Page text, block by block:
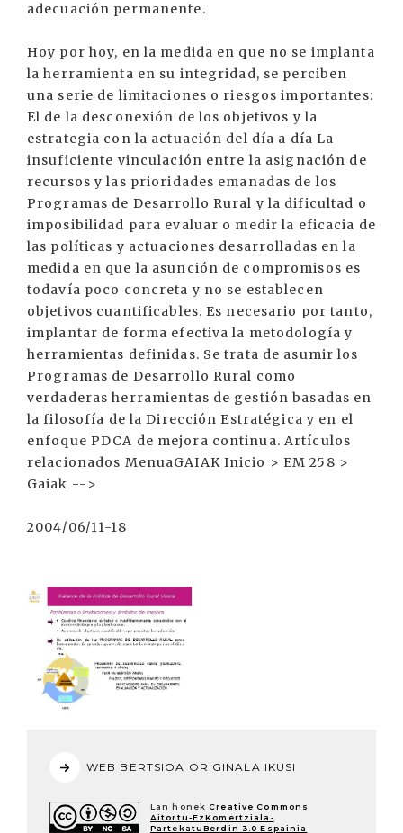
adecuación permanente.
Hoy por hoy, en la medida en que no se implanta
la herramienta en su integridad, se perciben
una serie de limitaciones o riesgos importantes:
El de la desconexión de los objetivos y la
estrategia con la actuación del día a día La
insuficiente vinculación entre la asignación de
recursos y las prioridades emanadas de los
Programas de Desarrollo Rural y la dificultad o
imposibilidad para evaluar o medir la eficacia de
las políticas y actuaciones desarrolladas en la
medida en que la asunción de compromisos es
todavía poco concreta y no se establecen
objetivos cuantificables. Es necesario por tanto,
implantar de forma efectiva la metodología y
herramientas definidas. Se trata de asumir los
Programas de Desarrollo Rural como
verdaderas herramientas de gestión basadas en
la filosofía de la Dirección Estratégica y en el
enfoque PDCA de mejora continua. Artículos
relacionados MenuaGAIAK Inicio > EM 258 >
Gaiak -->
2004/06/11-18
WEB BERTSIOA ORIGINALA IKUSI
Lan honek Creative Commons
Aitortu-EzKomertziala-
PartekatuBerdin 3.0 Espainia